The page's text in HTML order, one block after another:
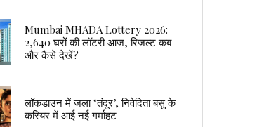
Mumbai MHADA Lottery 2026:
2,640 घरों की लॉटरी आज, रिजल्ट कब
और कैसे देखें?
लॉकडाउन में जला ‘तंदूर’, निवेदिता बसु के
करियर में आई नई गर्माहट